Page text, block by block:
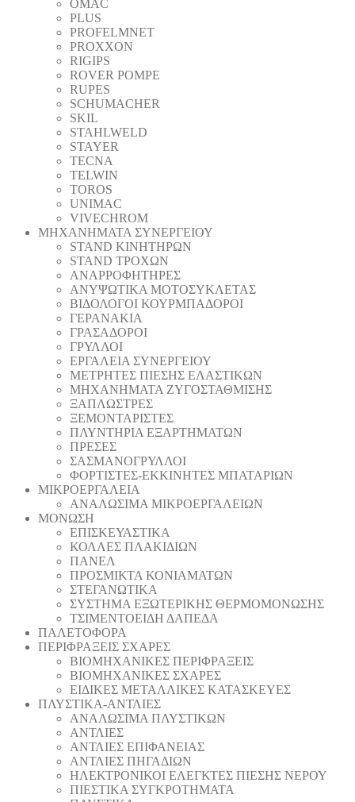
OMAC
PLUS
PROFELMNET
PROXXON
RIGIPS
ROVER POMPE
RUPES
SCHUMACHER
SKIL
STAHLWELD
STAYER
TECNA
TELWIN
TOROS
UNIMAC
VIVECHROM
ΜΗΧΑΝΗΜΑΤΑ ΣΥΝΕΡΓΕΙΟΥ
STAND ΚΙΝΗΤΗΡΩΝ
STAND ΤΡΟΧΩΝ
ΑΝΑΡΡΟΦΗΤΗΡΕΣ
ΑΝΥΨΩΤΙΚΑ ΜΟΤΟΣΥΚΛΕΤΑΣ
ΒΙΔΟΛΟΓΟΙ ΚΟΥΡΜΠΑΔΟΡΟΙ
ΓΕΡΑΝΑΚΙΑ
ΓΡΑΣΑΔΟΡΟΙ
ΓΡΥΛΛΟΙ
ΕΡΓΑΛΕΙΑ ΣΥΝΕΡΓΕΙΟΥ
ΜΕΤΡΗΤΕΣ ΠΙΕΣΗΣ ΕΛΑΣΤΙΚΩΝ
ΜΗΧΑΝΗΜΑΤΑ ΖΥΓΟΣΤΑΘΜΙΣΗΣ
ΞΑΠΛΩΣΤΡΕΣ
ΞΕΜΟΝΤΑΡΙΣΤΕΣ
ΠΛΥΝΤΗΡΙΑ ΕΞΑΡΤΗΜΑΤΩΝ
ΠΡΕΣΕΣ
ΣΑΣΜΑΝΟΓΡΥΛΛΟΙ
ΦΟΡΤΙΣΤΕΣ-ΕΚΚΙΝΗΤΕΣ ΜΠΑΤΑΡΙΩΝ
ΜΙΚΡΟΕΡΓΑΛΕΙΑ
ΑΝΑΛΩΣΙΜΑ ΜΙΚΡΟΕΡΓΑΛΕΙΩΝ
ΜΟΝΩΣΗ
ΕΠΙΣΚΕΥΑΣΤΙΚΑ
ΚΟΛΛΕΣ ΠΛΑΚΙΔΙΩΝ
ΠΑΝΕΛ
ΠΡΟΣΜΙΚΤΑ ΚΟΝΙΑΜΑΤΩΝ
ΣΤΕΓΑΝΩΤΙΚΑ
ΣΥΣΤΗΜΑ ΕΞΩΤΕΡΙΚΗΣ ΘΕΡΜΟΜΟΝΩΣΗΣ
ΤΣΙΜΕΝΤΟΕΙΔΗ ΔΑΠΕΔΑ
ΠΑΛΕΤΟΦΟΡΑ
ΠΕΡΙΦΡΑΞΕΙΣ ΣΧΑΡΕΣ
ΒΙΟΜΗΧΑΝΙΚΕΣ ΠΕΡΙΦΡΑΞΕΙΣ
ΒΙΟΜΗΧΑΝΙΚΕΣ ΣΧΑΡΕΣ
ΕΙΔΙΚΕΣ ΜΕΤΑΛΛΙΚΕΣ ΚΑΤΑΣΚΕΥΕΣ
ΠΛΥΣΤΙΚΑ-ΑΝΤΛΙΕΣ
ΑΝΑΛΩΣΙΜΑ ΠΛΥΣΤΙΚΩΝ
ΑΝΤΛΙΕΣ
ΑΝΤΛΙΕΣ ΕΠΙΦΑΝΕΙΑΣ
ΑΝΤΛΙΕΣ ΠΗΓΑΔΙΩΝ
ΗΛΕΚΤΡΟΝΙΚΟΙ ΕΛΕΓΚΤΕΣ ΠΙΕΣΗΣ ΝΕΡΟΥ
ΠΙΕΣΤΙΚΑ ΣΥΓΚΡΟΤΗΜΑΤΑ